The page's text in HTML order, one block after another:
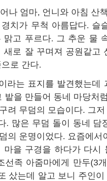
나 엄마, 언니와 아침 산
치가 무척 아름답다. 슬
맑고 푸르다. 그 추운 물
로 잘 꾸며져 공원같고
로 간다.
라는 표지를 발견했는데
밭을 만들어 동네 마당처
려 무덤의 모습이다. 그
. 많은 무덤 돌이 동네 담
의 운명이었다. 요즘에서
을 구경을 하다가 다시
선족 아줌마에게 만두(3
샀는데 알고 보니 주인